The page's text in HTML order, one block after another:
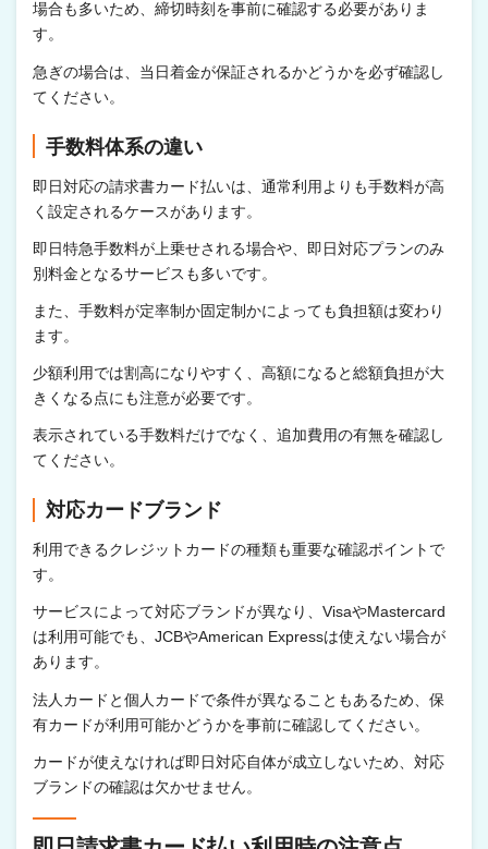
場合も多いため、締切時刻を事前に確認する必要がありま
す。
急ぎの場合は、当日着金が保証されるかどうかを必ず確認し
てください。
手数料体系の違い
即日対応の請求書カード払いは、通常利用よりも手数料が高
く設定されるケースがあります。
即日特急手数料が上乗せされる場合や、即日対応プランのみ
別料金となるサービスも多いです。
また、手数料が定率制か固定制かによっても負担額は変わり
ます。
少額利用では割高になりやすく、高額になると総額負担が大
きくなる点にも注意が必要です。
表示されている手数料だけでなく、追加費用の有無を確認し
てください。
対応カードブランド
利用できるクレジットカードの種類も重要な確認ポイントで
す。
サービスによって対応ブランドが異なり、VisaやMastercard
は利用可能でも、JCBやAmerican Expressは使えない場合が
あります。
法人カードと個人カードで条件が異なることもあるため、保
有カードが利用可能かどうかを事前に確認してください。
カードが使えなければ即日対応自体が成立しないため、対応
ブランドの確認は欠かせません。